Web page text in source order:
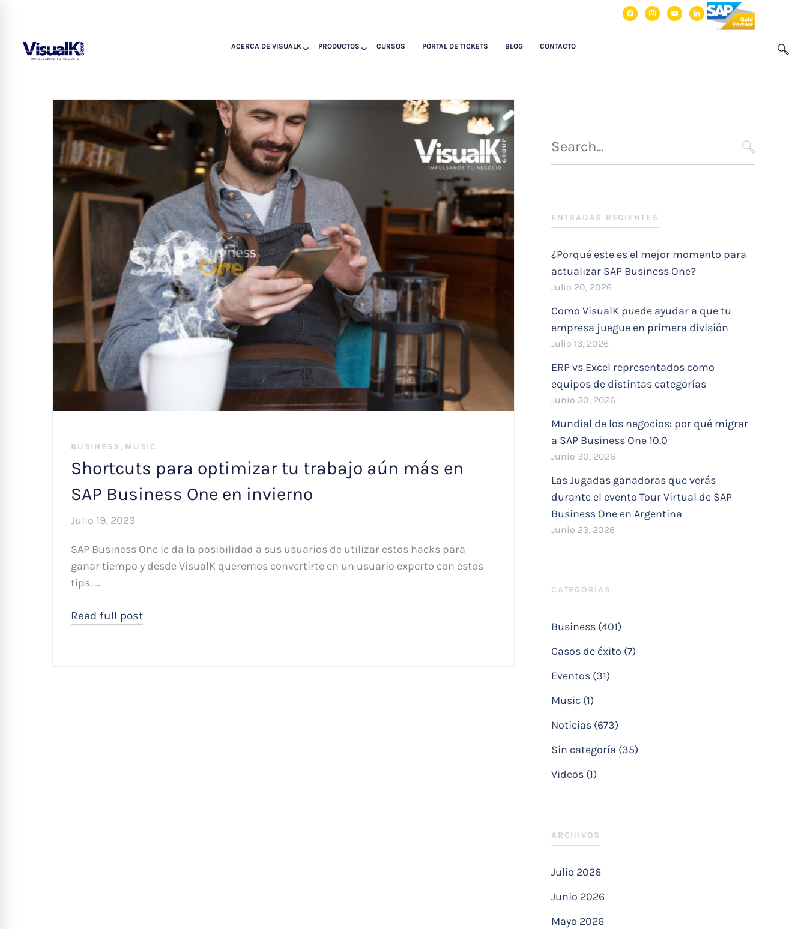
facebookinstagram
youtubelinkedin
ACERCA DE VISUALK PRODUCTOS CURSOS PORTAL DE TICKETS BLOG CONTACTO
BUSINESS , MUSIC
Shortcuts para optimizar tu trabajo aún más en
SAP Business One en invierno
Julio 19, 2023
SAP Business One le da la posibilidad a sus usuarios de utilizar estos hacks para
ganar tiempo y desde VisualK queremos convertirte en un usuario experto con estos
tips. …
Read full post
para
SEARCH
ENTRADAS RECIENTES
¿Porqué este es el mejor momento para
actualizar SAP Business One?
Julio 20, 2026
Como VisualK puede ayudar a que tu
empresa juegue en primera división
Julio 13, 2026
ERP vs Excel representados como
equipos de distintas categorías
Junio 30, 2026
Mundial de los negocios: por qué migrar
a SAP Business One 10.0
Junio 30, 2026
Las Jugadas ganadoras que verás
durante el evento Tour Virtual de SAP
Business One en Argentina
Junio 23, 2026
CATEGORÍAS
Business (401)
Casos de éxito (7)
Eventos (31)
Music (1)
Noticias (673)
Sin categoría (35)
Videos (1)
ARCHIVOS
Julio 2026
Junio 2026
Mayo 2026